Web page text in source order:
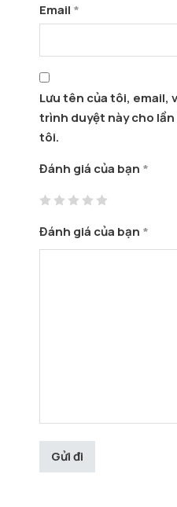
Email *
Lưu tên của tôi, email,
trình duyệt này cho
tôi.
Đánh giá của bạn *
Đánh giá của bạn *